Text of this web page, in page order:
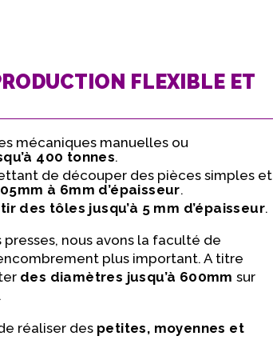
FLEXIBLE ET
mécaniques manuelles ou
400 tonnes.
de découper des pièces simples et
à 6mm d’épaisseur.
des tôles jusqu’à 5 mm d’épaisseur.
nous avons la faculté de
plus important. A titre
des diamètres jusqu’à 600mm sur
réaliser des petites, moyennes et